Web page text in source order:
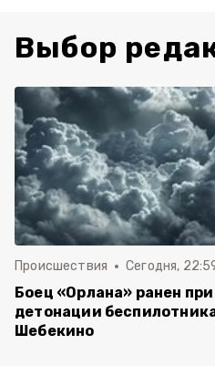
Выбор
Происшествия Сегодня,
Боец «Орлана» ранен при
детонации
Шебекино